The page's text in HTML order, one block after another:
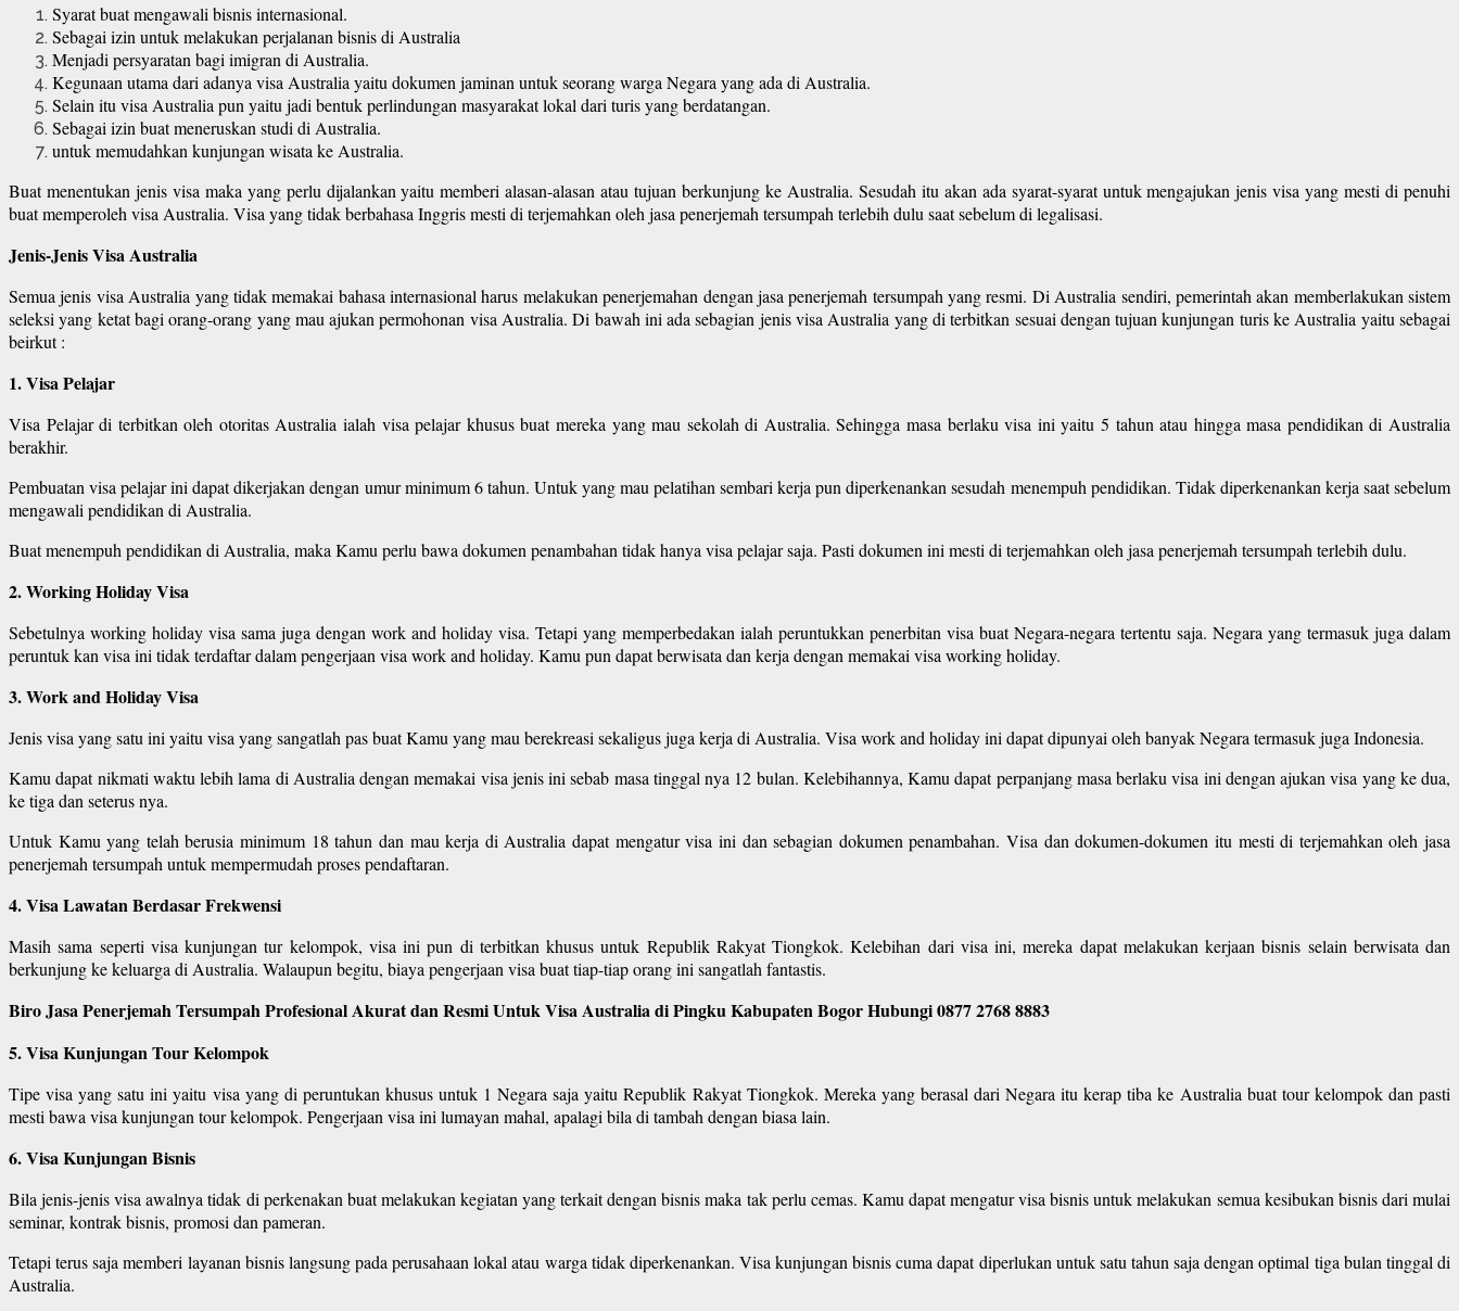
Syarat buat mengawali bisnis internasional.
Sebagai izin untuk melakukan perjalanan bisnis di Australia
Menjadi persyaratan bagi imigran di Australia.
Kegunaan utama dari adanya visa Australia yaitu dokumen jaminan untuk seorang warga Negara yang ada di Australia.
Selain itu visa Australia pun yaitu jadi bentuk perlindungan masyarakat lokal dari turis yang berdatangan.
Sebagai izin buat meneruskan studi di Australia.
untuk memudahkan kunjungan wisata ke Australia.
Buat menentukan jenis visa maka yang perlu dijalankan yaitu memberi alasan-alasan atau tujuan berkunjung ke Australia. Sesudah itu akan ada syarat-syarat untuk mengajukan jenis visa yang mesti di penuhi
buat memperoleh visa Australia. Visa yang tidak berbahasa Inggris mesti di terjemahkan oleh jasa penerjemah tersumpah terlebih dulu saat sebelum di legalisasi.
Jenis-Jenis Visa Australia
Semua jenis visa Australia yang tidak memakai bahasa internasional harus melakukan penerjemahan dengan jasa penerjemah tersumpah yang resmi. Di Australia sendiri, pemerintah akan memberlakukan sistem
seleksi yang ketat bagi orang-orang yang mau ajukan permohonan visa Australia. Di bawah ini ada sebagian jenis visa Australia yang di terbitkan sesuai dengan tujuan kunjungan turis ke Australia yaitu sebagai
beirkut :
1. Visa Pelajar
Visa Pelajar di terbitkan oleh otoritas Australia ialah visa pelajar khusus buat mereka yang mau sekolah di Australia. Sehingga masa berlaku visa ini yaitu 5 tahun atau hingga masa pendidikan di Australia
berakhir.
Pembuatan visa pelajar ini dapat dikerjakan dengan umur minimum 6 tahun. Untuk yang mau pelatihan sembari kerja pun diperkenankan sesudah menempuh pendidikan. Tidak diperkenankan kerja saat sebelum
mengawali pendidikan di Australia.
Buat menempuh pendidikan di Australia, maka Kamu perlu bawa dokumen penambahan tidak hanya visa pelajar saja. Pasti dokumen ini mesti di terjemahkan oleh jasa penerjemah tersumpah terlebih dulu.
2. Working Holiday Visa
Sebetulnya working holiday visa sama juga dengan work and holiday visa. Tetapi yang memperbedakan ialah peruntukkan penerbitan visa buat Negara-negara tertentu saja. Negara yang termasuk juga dalam
peruntuk kan visa ini tidak terdaftar dalam pengerjaan visa work and holiday. Kamu pun dapat berwisata dan kerja dengan memakai visa working holiday.
3. Work and Holiday Visa
Jenis visa yang satu ini yaitu visa yang sangatlah pas buat Kamu yang mau berekreasi sekaligus juga kerja di Australia. Visa work and holiday ini dapat dipunyai oleh banyak Negara termasuk juga Indonesia.
Kamu dapat nikmati waktu lebih lama di Australia dengan memakai visa jenis ini sebab masa tinggal nya 12 bulan. Kelebihannya, Kamu dapat perpanjang masa berlaku visa ini dengan ajukan visa yang ke dua,
ke tiga dan seterus nya.
Untuk Kamu yang telah berusia minimum 18 tahun dan mau kerja di Australia dapat mengatur visa ini dan sebagian dokumen penambahan. Visa dan dokumen-dokumen itu mesti di terjemahkan oleh jasa
penerjemah tersumpah untuk mempermudah proses pendaftaran.
4. Visa Lawatan Berdasar Frekwensi
Masih sama seperti visa kunjungan tur kelompok, visa ini pun di terbitkan khusus untuk Republik Rakyat Tiongkok. Kelebihan dari visa ini, mereka dapat melakukan kerjaan bisnis selain berwisata dan
berkunjung ke keluarga di Australia. Walaupun begitu, biaya pengerjaan visa buat tiap-tiap orang ini sangatlah fantastis.
Biro Jasa Penerjemah Tersumpah Profesional Akurat dan Resmi Untuk Visa Australia di Pingku Kabupaten Bogor Hubungi 0877 2768 8883
5. Visa Kunjungan Tour Kelompok
Tipe visa yang satu ini yaitu visa yang di peruntukan khusus untuk 1 Negara saja yaitu Republik Rakyat Tiongkok. Mereka yang berasal dari Negara itu kerap tiba ke Australia buat tour kelompok dan pasti
mesti bawa visa kunjungan tour kelompok. Pengerjaan visa ini lumayan mahal, apalagi bila di tambah dengan biasa lain.
6. Visa Kunjungan Bisnis
Bila jenis-jenis visa awalnya tidak di perkenakan buat melakukan kegiatan yang terkait dengan bisnis maka tak perlu cemas. Kamu dapat mengatur visa bisnis untuk melakukan semua kesibukan bisnis dari mulai
seminar, kontrak bisnis, promosi dan pameran.
Tetapi terus saja memberi layanan bisnis langsung pada perusahaan lokal atau warga tidak diperkenankan. Visa kunjungan bisnis cuma dapat diperlukan untuk satu tahun saja dengan optimal tiga bulan tinggal di
Australia.